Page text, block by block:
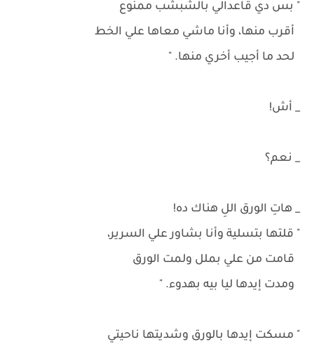
" بس دي قاعدالي بالشبشب ممنوع
أقرب منها، وأنا ماشي معاها علي الخط
لحد ما أجيب أخري منها. "
_ أش!
_ نعم؟
_ هاتِ الورق اللِ هناك ده!
" قلتها بتسلية وأنا بشاور علي السرير،
قامت من علي بملل ولمت الورق
ومدت إيدها ليا بيه بهدوء. "
" مسكت إيدها بالورق وشديتها ناحيتي